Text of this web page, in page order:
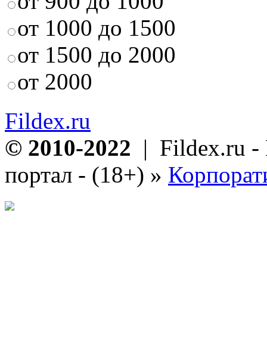
от 1000 до 1500
от 1500 до 2000
от 2000
Fildex.ru
© 2010-2022 | Fildex.ru -
портал - (18+) »